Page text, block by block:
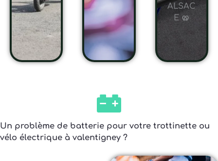
ALSAC
E 🥨
Un problème de batterie pour votre trottinette ou
vélo électrique à valentigney ?